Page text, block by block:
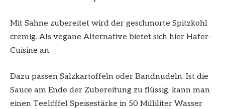
Mit Sahne zubereitet wird der geschmorte Spitzkohl
cremig. Als vegane Alternative bietet sich hier Hafer-
Cuisine an.
Dazu passen Salzkartoffeln oder Bandnudeln. Ist die
Sauce am Ende der Zubereitung zu flüssig, kann man
einen Teelöffel Speisestärke in 50 Milliliter Wasser